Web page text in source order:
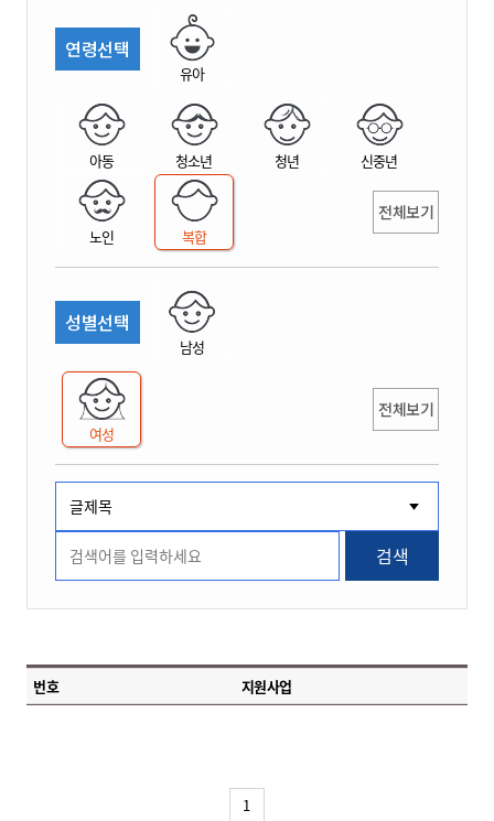
연령선택
유아
아동 청소년 청년 신중년
노인 복합
전체보기
성별선택
남성
여성
전체보기
검색
번호 지원사업
1